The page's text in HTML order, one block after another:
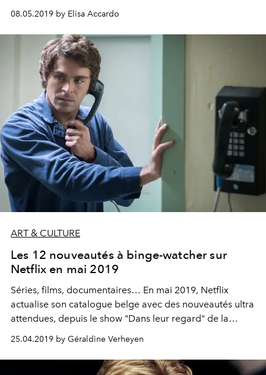
Things" qui sent bon l'été.
08.05.2019 by Elisa Accardo
ART & CULTURE
Les 12 nouveautés à binge-watcher sur
Netflix en mai 2019
Séries, films, documentaires… En mai 2019, Netflix
actualise son catalogue belge avec des nouveautés ultra
attendues, depuis le show "Dans leur regard" de la
talentueuse Ava DuVernay, en passant par "Extremely
Wicked, Shockingly Evil and Vile", le film consacré à au
serial killer Ted Bundy campé par Zac Efron, jusqu’au
25.04.2019 by Géraldine Verheyen